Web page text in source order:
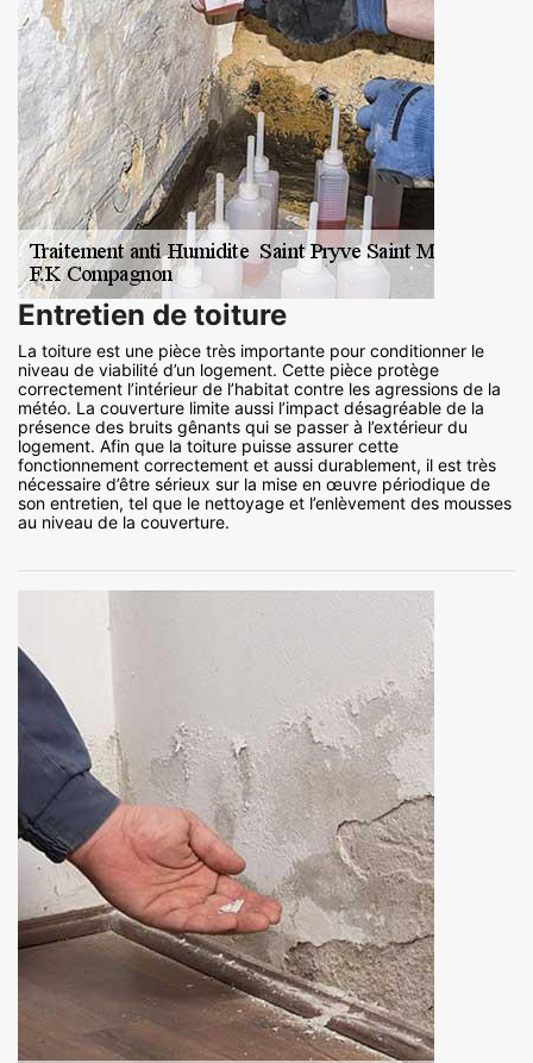
Entretien de toiture
La toiture est une pièce très importante pour conditionner le
niveau de viabilité d’un logement. Cette pièce protège
correctement l’intérieur de l’habitat contre les agressions de la
météo. La couverture limite aussi l’impact désagréable de la
présence des bruits gênants qui se passer à l’extérieur du
logement. Afin que la toiture puisse assurer cette
fonctionnement correctement et aussi durablement, il est très
nécessaire d’être sérieux sur la mise en œuvre périodique de
son entretien, tel que le nettoyage et l’enlèvement des mousses
au niveau de la couverture.